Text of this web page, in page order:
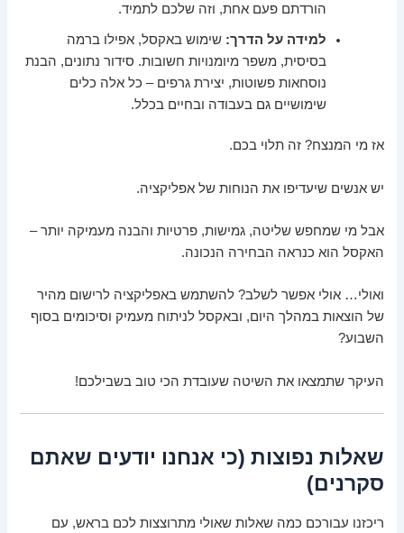
הורדתם פעם אחת, וזה שלכם לתמיד.
למידה על הדרך: שימוש באקסל, אפילו ברמה
בסיסית, משפר מיומנויות חשובות. סידור נתונים, הבנת
נוסחאות פשוטות, יצירת גרפים – כל אלה כלים
שימושיים גם בעבודה ובחיים בכלל.
אז מי המנצח? זה תלוי בכם.
יש אנשים שיעדיפו את הנוחות של אפליקציה.
אבל מי שמחפש שליטה, גמישות, פרטיות והבנה מעמיקה יותר –
האקסל הוא כנראה הבחירה הנכונה.
ואולי… אולי אפשר לשלב? להשתמש באפליקציה לרישום מהיר
של הוצאות במהלך היום, ובאקסל לניתוח מעמיק וסיכומים בסוף
השבוע?
העיקר שתמצאו את השיטה שעובדת הכי טוב בשבילכם!
שאלות נפוצות (כי אנחנו יודעים שאתם
סקרנים)
ריכזנו עבורכם כמה שאלות שאולי מתרוצצות לכם בראש, עם